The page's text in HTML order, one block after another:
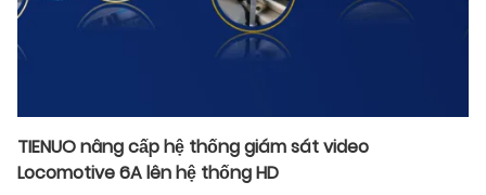
TIENUO nâng cấp hệ thống giám sát video
Locomotive 6A lên hệ thống HD